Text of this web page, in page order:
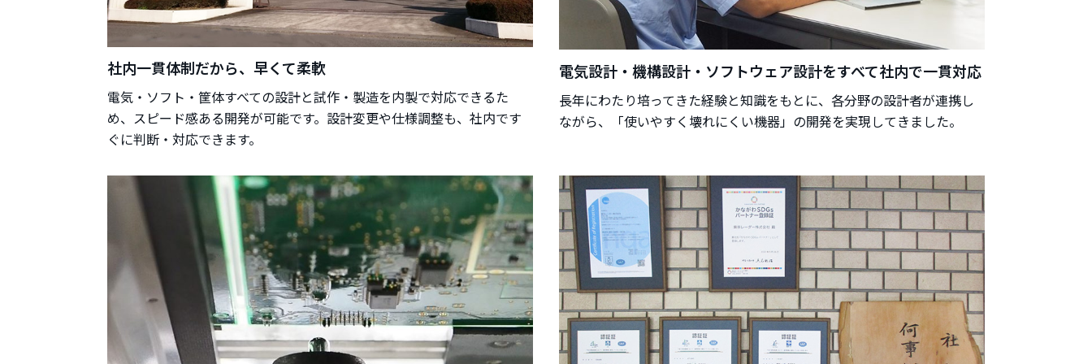
社内一貫体制だから、早くて柔軟
電気・ソフト・筐体すべての設計と試作・製造を内製で対応できるた
め、スピード感ある開発が可能です。設計変更や仕様調整も、社内です
ぐに判断・対応できます。
電気設計・機構設計・ソフトウェア設計をすべて社内で一貫対応
長年にわたり培ってきた経験と知識をもとに、各分野の設計者が連携し
ながら、「使いやすく壊れにくい機器」の開発を実現してきました。